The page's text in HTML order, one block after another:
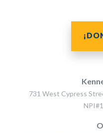
731 West Cypress